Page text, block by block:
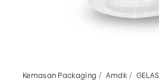
Kemasan Packaging Amdk